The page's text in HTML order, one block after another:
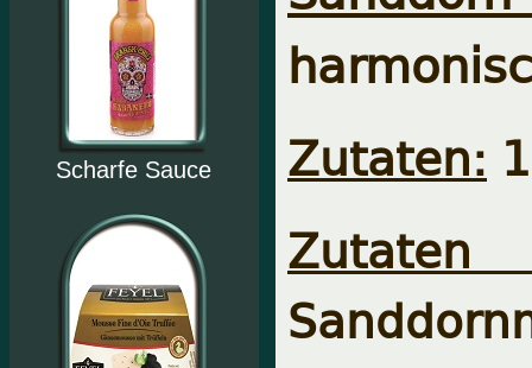
Scharfe Sauce Zutaten:
Zutaten